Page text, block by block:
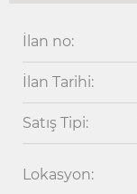
İlan no:
İlan Tarihi:
Satış Tipi:
Lokasyon: